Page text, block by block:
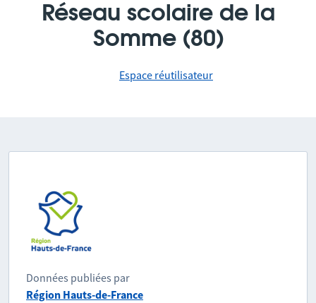
Réseau scolaire de la
Somme (80)
Espace réutilisateur
Données publiées par
Région Hauts-de-France